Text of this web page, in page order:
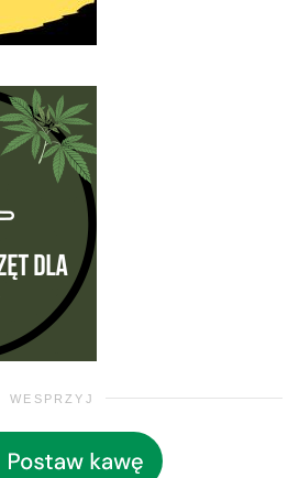
WESPRZYJ